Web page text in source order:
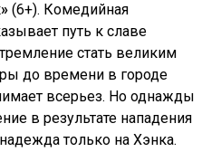
(6+). Комедийная
путь к славе
стать великим
до времени в городе
всерьез. Но однажды
в результате нападения
только на Хэнка.